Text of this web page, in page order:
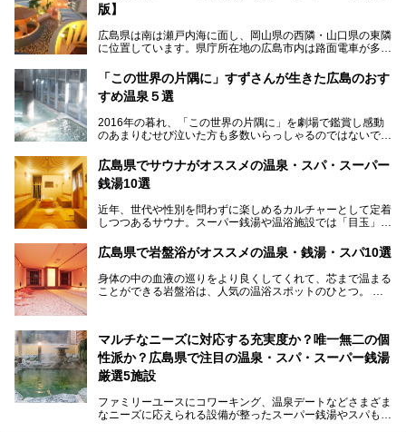
版】
広島県は南は瀬戸内海に面し、岡山県の西隣・山口県の東隣
に位置しています。県庁所在地の広島市内は路面電車が多数
厳島神社と原爆ドームの2つの世界文化遺産があり、年間を
通して多数の観光客が訪れます。工業都市として栄えた呉市
や、坂の町・尾道市など、ゆっくり訪れたい町や観光スポッ
モン、全国にファンが多い広島風お好み焼きなどのグルメも
充実。
銭湯をご紹介します。
「この世界の片隅に」すずさんが生きた広島のおす
すめ温泉５選
2016年の暮れ、「この世界の片隅に」を劇場で鑑賞し感動
のあまりむせび泣いた方も多数いらっしゃるのではないでし
あの夏のヒロシマを生きた主人公すずさんの笑顔が、今もど
こかに輝きつづけていることをふと思い浮かべます。
そんな映画の舞台となった広島県呉市を中心に、広島のおす
広島県でサウナがオススメの温泉・スパ・スーパー
銭湯10選
近年、世代や性別を問わずに楽しめるカルチャーとして定着
しつつあるサウナ。スーパー銭湯や温浴施設では「目玉」と
わりと身体の内部を温めて発汗を促すサウナは、リフレッシ
ュ効果はもちろん、代謝が高まり健康や美容にも良い影響が
期待されます。今回はそんなサウナにこだわった、広島県内
のオススメ温泉・銭湯・スパ10ヶ所を紹介させていただき
ます。
広島県で岩盤浴がオススメの温泉・銭湯・スパ10選
身体の中の血液の巡りをより良くしてくれて、芯まで温まる
ことができる岩盤浴は、人気の温浴スポットのひとつ。
る、広島県でオススメの温泉・銭湯・スパをご紹介していき
ます！
マルチなニーズに対応する充実度か？唯一無二の個
性派か？広島県で注目の温泉・スパ・スーパー銭湯
厳選5施設
ファミリーユースにコワーキング、温泉デートなどさまざま
なニーズに応えられる設備が整ったスーパー銭湯やスパも、